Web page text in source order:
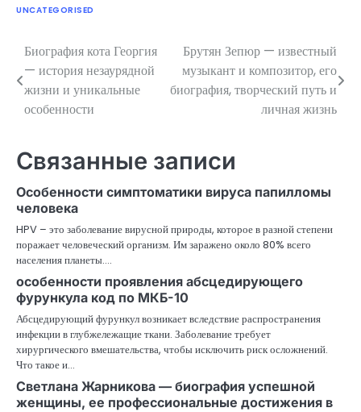
UNCATEGORISED
Навигация
по
записям
Биография кота Георгия
— история незаурядной
жизни и уникальные
особенности
Брутян Зепюр — известный
музыкант и композитор, его
биография, творческий путь и
личная жизнь
Связанные записи
Особенности симптоматики вируса папилломы
человека
HPV – это заболевание вирусной природы, которое в разной степени
поражает человеческий организм. Им заражено около 80% всего
населения планеты.…
особенности проявления абсцедирующего
фурункула код по МКБ-10
Абсцедирующий фурункул возникает вследствие распространения
инфекции в глубжележащие ткани. Заболевание требует
хирургического вмешательства, чтобы исключить риск осложнений.
Что такое и…
Светлана Жарникова — биография успешной
женщины, ее профессиональные достижения в